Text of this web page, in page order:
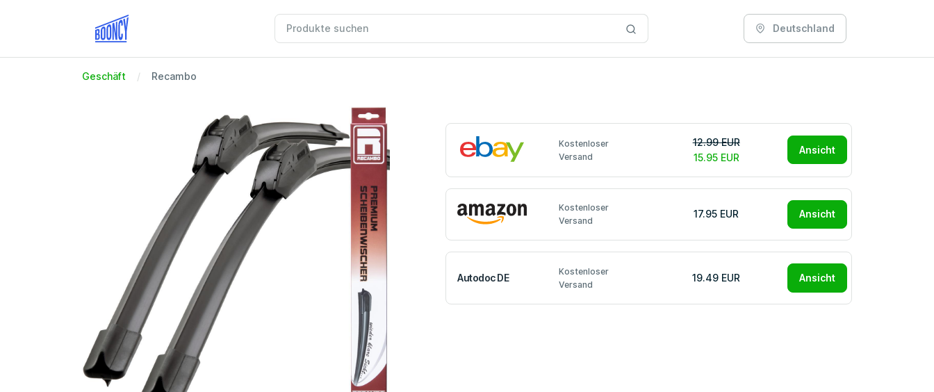
Deutschland
Geschäft Recambo
Kostenloser
Versand
12.99 EUR
15.95 EUR
Ansicht
Kostenloser
Versand
17.95 EUR Ansicht
Autodoc DE
Kostenloser
Versand
19.49 EUR Ansicht